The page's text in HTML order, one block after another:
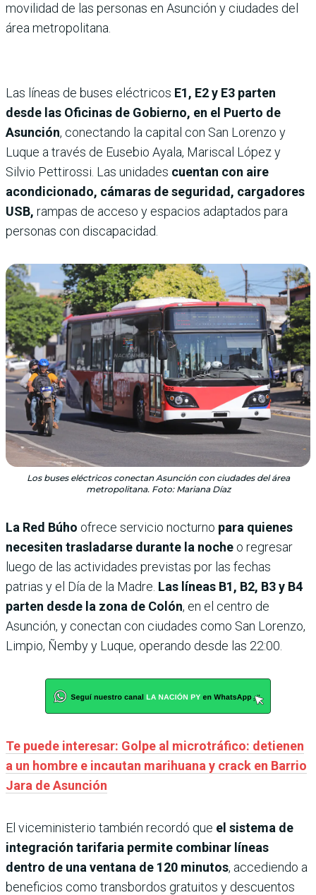
movilidad de las personas en Asunción y ciudades del
área metropolitana.
Las líneas de buses eléctricos E1, E2 y E3 parten
desde las Oficinas de Gobierno, en el Puerto de
Asunción, conectando la capital con San Lorenzo y
Luque a través de Eusebio Ayala, Mariscal López y
Silvio Pettirossi. Las unidades cuentan con aire
acondicionado, cámaras de seguridad, cargadores
USB, rampas de acceso y espacios adaptados para
personas con discapacidad.
Los buses eléctricos conectan Asunción con ciudades del área
metropolitana. Foto: Mariana Díaz
La Red Búho ofrece servicio nocturno para quienes
necesiten trasladarse durante la noche o regresar
luego de las actividades previstas por las fechas
patrias y el Día de la Madre. Las líneas B1, B2, B3 y B4
parten desde la zona de Colón, en el centro de
Asunción, y conectan con ciudades como San Lorenzo,
Limpio, Ñemby y Luque, operando desde las 22:00.
Te puede interesar: Golpe al microtráfico: detienen
a un hombre e incautan marihuana y crack en Barrio
Jara de Asunción
El viceministerio también recordó que el sistema de
integración tarifaria permite combinar líneas
dentro de una ventana de 120 minutos, accediendo a
beneficios como transbordos gratuitos y descuentos